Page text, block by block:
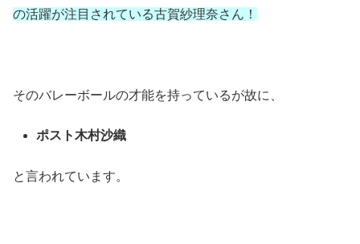
の活躍が注目されている古賀紗理奈さん！
そのバレーボールの才能を持っているが故に、
ポスト木村沙織
と言われています。